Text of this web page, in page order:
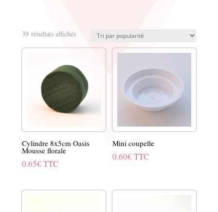
39 résultats affichésTrié
Cylindre 8x5cm Oasis
Mousse florale
0.65€TTC
Mini coupelle
0.60€TTC